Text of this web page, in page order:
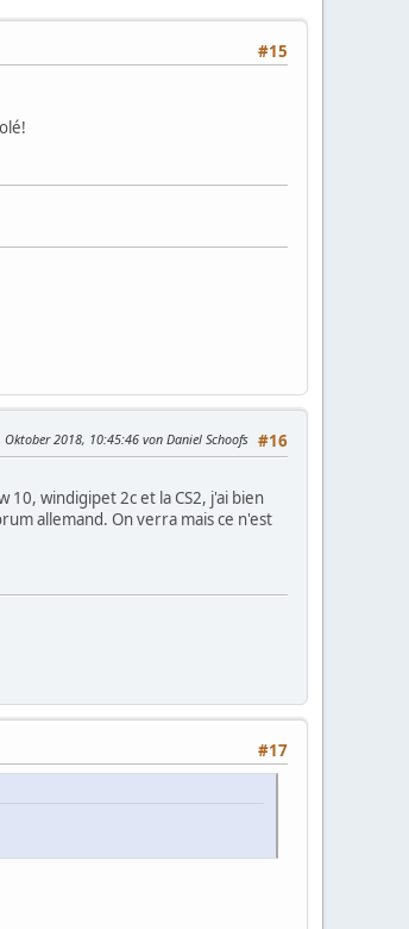
#15
#16
Oktober 2018, 10:45:46 von Daniel Schoofs
windigipet 2c et la CS2, j'ai bien
allemand. On verra mais ce n'est
#17